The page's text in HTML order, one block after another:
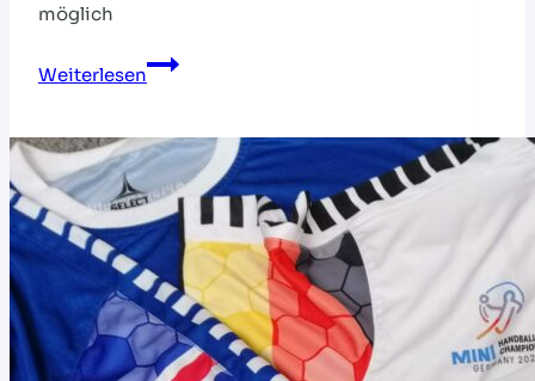
möglich
Weiterlesen
Die
Tour
kommt!